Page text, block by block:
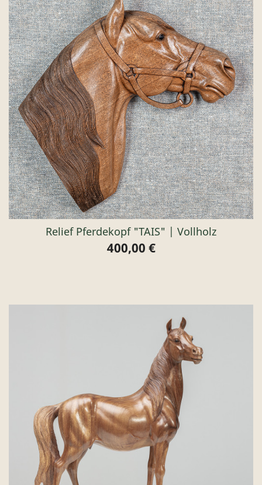
Relief Pferdekopf "TAIS" | Vollholz
Preis
400,00 €